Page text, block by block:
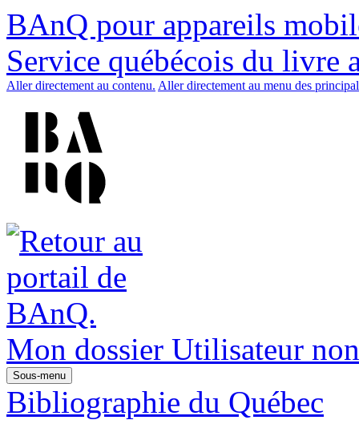
BAnQ pour appareils
Service québécois du livre
Aller directement au contenu. Aller directement au menu des
Mon dossier Utilisateur
Sous-menu
Bibliographie du Québec